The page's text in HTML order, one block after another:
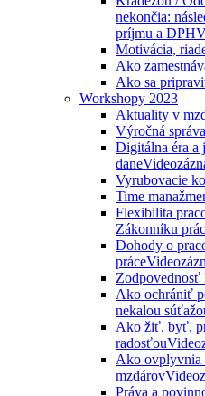
nekončia:
príjmu a DPH
Motivácia,
Ako
Ako sa
Workshopy 2023
Aktuality v
Výročná správa
Digitálna éra a
dane
Vyrubovacie
Time
Flexibilita
Zákonníku
Dohody o
práce
Zodpovednosť
Ako ochrániť
nekalou
Ako žiť, byť,
radosťou
Ako ovplyvnia
mzdárov
Práva a